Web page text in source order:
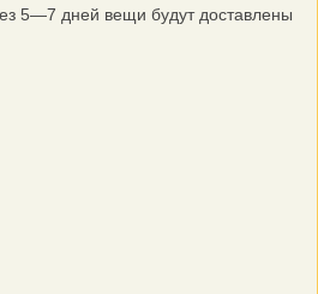
5—7 дней вещи будут доставлены